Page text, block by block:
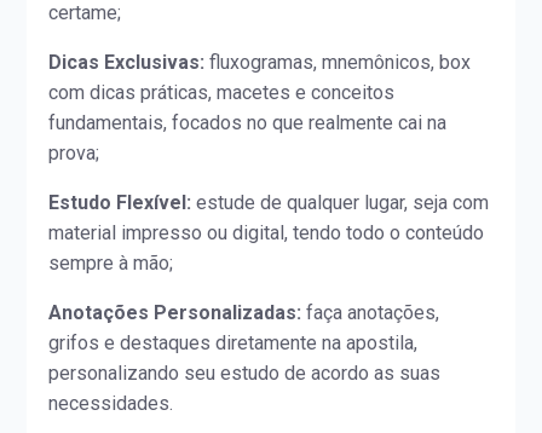
certame;
Dicas Exclusivas: fluxogramas, mnemônicos, box
com dicas práticas, macetes e conceitos
fundamentais, focados no que realmente cai na
prova;
Estudo Flexível: estude de qualquer lugar, seja com
material impresso ou digital, tendo todo o conteúdo
sempre à mão;
Anotações Personalizadas: faça anotações,
grifos e destaques diretamente na apostila,
personalizando seu estudo de acordo as suas
necessidades.